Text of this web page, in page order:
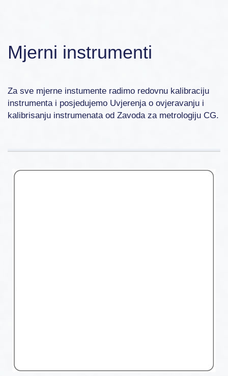
Mjerni instrumenti
Za sve mjerne instumente radimo redovnu kalibraciju
instrumenta i posjedujemo Uvjerenja o ovjeravanju i
kalibrisanju instrumenata od Zavoda za metrologiju CG.